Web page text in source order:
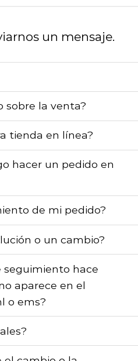
un mensaje.
sobre la venta?
tienda en línea?
hacer un pedido en
de mi pedido?
o un cambio?
seguimiento hace
aparece en el
o ems?